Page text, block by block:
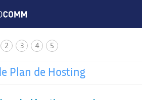
2 3 4 5
Plan de Hosting